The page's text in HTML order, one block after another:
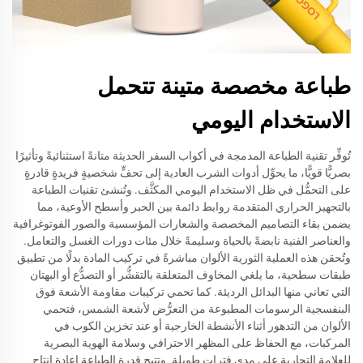
طباعة مخصصة متينة تتحمل
الاستخدام اليومي
تُوفِّر تقنية الطباعة المدمجة في أكواب السفر الحديثة متانةً استثنائيةً وتأثيرًا
بصريًّا قويًّا، ما يحوِّل أدوات الشرب العادية إلى تحفٍّ شخصيةٍ فريدةٍ قادرةٍ
على التحمُّل في ظل الاستخدام اليومي المكثَّف. وتُنشئ تقنيات الطباعة
بالتجهيز الحراري المتقدمة روابط دائمة بين الحبر وأسطح الأوعية، مما
يضمن بقاء التصاميم المخصصة والشعارات المؤسسية والصور الفوتوغرافية
والعناصر الفنية نابضةً بالحياة وسليمةً خلال مئات دورات الغسل والتعامل.
وتُحقن هذه العملية الثورية الألوان مباشرةً في تركيب المادة بدلًا من تطبيق
طبقات سطحية، ما يلغي المخاوف المتعلقة بالتقشُّر أو التصدُّع أو البهتان
التي تعاني منها البدائل الرديئة. كما تحمي تركيبات مقاومة الأشعة فوق
البنفسجية الرسومات المطبوعة من التعرُّض لأشعة الشمس، فتحمي
الألوان من التدهور أثناء الأنشطة الخارجية أو عند تخزين الكوب في
المركبات، مع الحفاظ على المظهر الاحترافي وسلامة الهوية البصرية
للعلامة التجارية على مدى فترات طويلة. وتتيح قدرة الطباعة إعادة إنتاج